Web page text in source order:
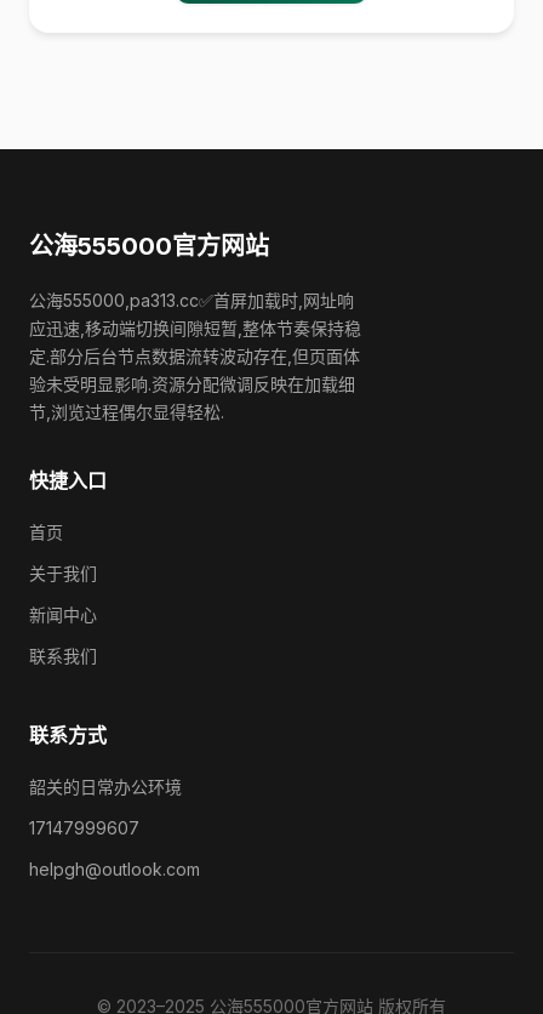
公海555000官方网站
公海555000,pa313.cc✅首屏加载时,网址响
应迅速,移动端切换间隙短暂,整体节奏保持稳
定.部分后台节点数据流转波动存在,但页面体
验未受明显影响.资源分配微调反映在加载细
节,浏览过程偶尔显得轻松.
快捷入口
首页
关于我们
新闻中心
联系我们
联系方式
韶关的日常办公环境
17147999607
helpgh@outlook.com
© 2023–2025 公海555000官方网站 版权所有